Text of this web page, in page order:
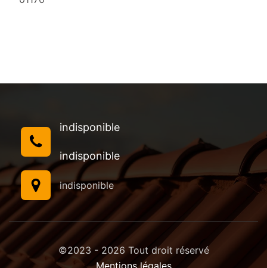
indisponible
indisponible
indisponible
©2023 - 2026 Tout droit réservé